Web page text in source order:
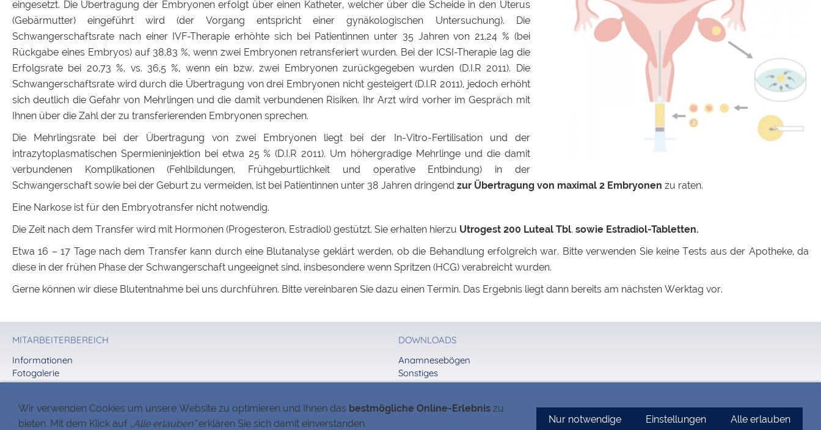
eingesetzt. Die Übertragung der Embryonen erfolgt über einen Katheter, welcher über die Scheide in den Uterus
(Gebärmutter) eingeführt wird (der Vorgang entspricht einer gynäkologischen Untersuchung). Die
Schwangerschaftsrate nach einer IVF-Therapie erhöhte sich bei Patientinnen unter 35 Jahren von 21,24 % (bei
Rückgabe eines Embryos) auf 38,83 %, wenn zwei Embryonen retransferiert wurden. Bei der ICSI-Therapie lag die
Erfolgsrate bei 20,73 %, vs. 36,5 %, wenn ein bzw. zwei Embryonen zurückgegeben wurden (D.I.R 2011). Die
Schwangerschaftsrate wird durch die Übertragung von drei Embryonen nicht gesteigert (D.I.R 2011), jedoch erhöht
sich deutlich die Gefahr von Mehrlingen und die damit verbundenen Risiken. Ihr Arzt wird vorher im Gespräch mit
Ihnen über die Zahl der zu transferierenden Embryonen sprechen.
Die Mehrlingsrate bei der Übertragung von zwei Embryonen liegt bei der In-Vitro-Fertilisation und der
intrazytoplasmatischen Spermieninjektion bei etwa 25 % (D.I.R 2011). Um höhergradige Mehrlinge und die damit
verbundenen Komplikationen (Fehlbildungen, Frühgeburtlichkeit und operative Entbindung) in der
Schwangerschaft sowie bei der Geburt zu vermeiden, ist bei Patientinnen unter 38 Jahren dringend zur Übertragung von maximal 2 Embryonen zu raten.
Eine Narkose ist für den Embryotransfer nicht notwendig.
Die Zeit nach dem Transfer wird mit Hormonen (Progesteron, Estradiol) gestützt. Sie erhalten hierzu Utrogest 200 Luteal Tbl. sowie Estradiol-Tabletten.
Etwa 16 – 17 Tage nach dem Transfer kann durch eine Blutanalyse geklärt werden, ob die Behandlung erfolgreich war. Bitte verwenden Sie keine Tests aus der Apotheke, da
diese in der frühen Phase der Schwangerschaft ungeeignet sind, insbesondere wenn Spritzen (HCG) verabreicht wurden.
Gerne können wir diese Blutentnahme bei uns durchführen. Bitte vereinbaren Sie dazu einen Termin. Das Ergebnis liegt dann bereits am nächsten Werktag vor.
MITARBEITERBEREICH
Informationen
Fotogalerie
Chat
DOWNLOADS
Anamnesebögen
Sonstiges
ImpressumDatenschutzQuellennachweisCookies
Wir verwenden Cookies um unsere Website zu optimieren und Ihnen das bestmögliche Online-Erlebnis zu
bieten. Mit dem Klick auf „Alle erlauben“erklären Sie sich damit einverstanden. Nur notwendige Einstellungen Alle erlauben